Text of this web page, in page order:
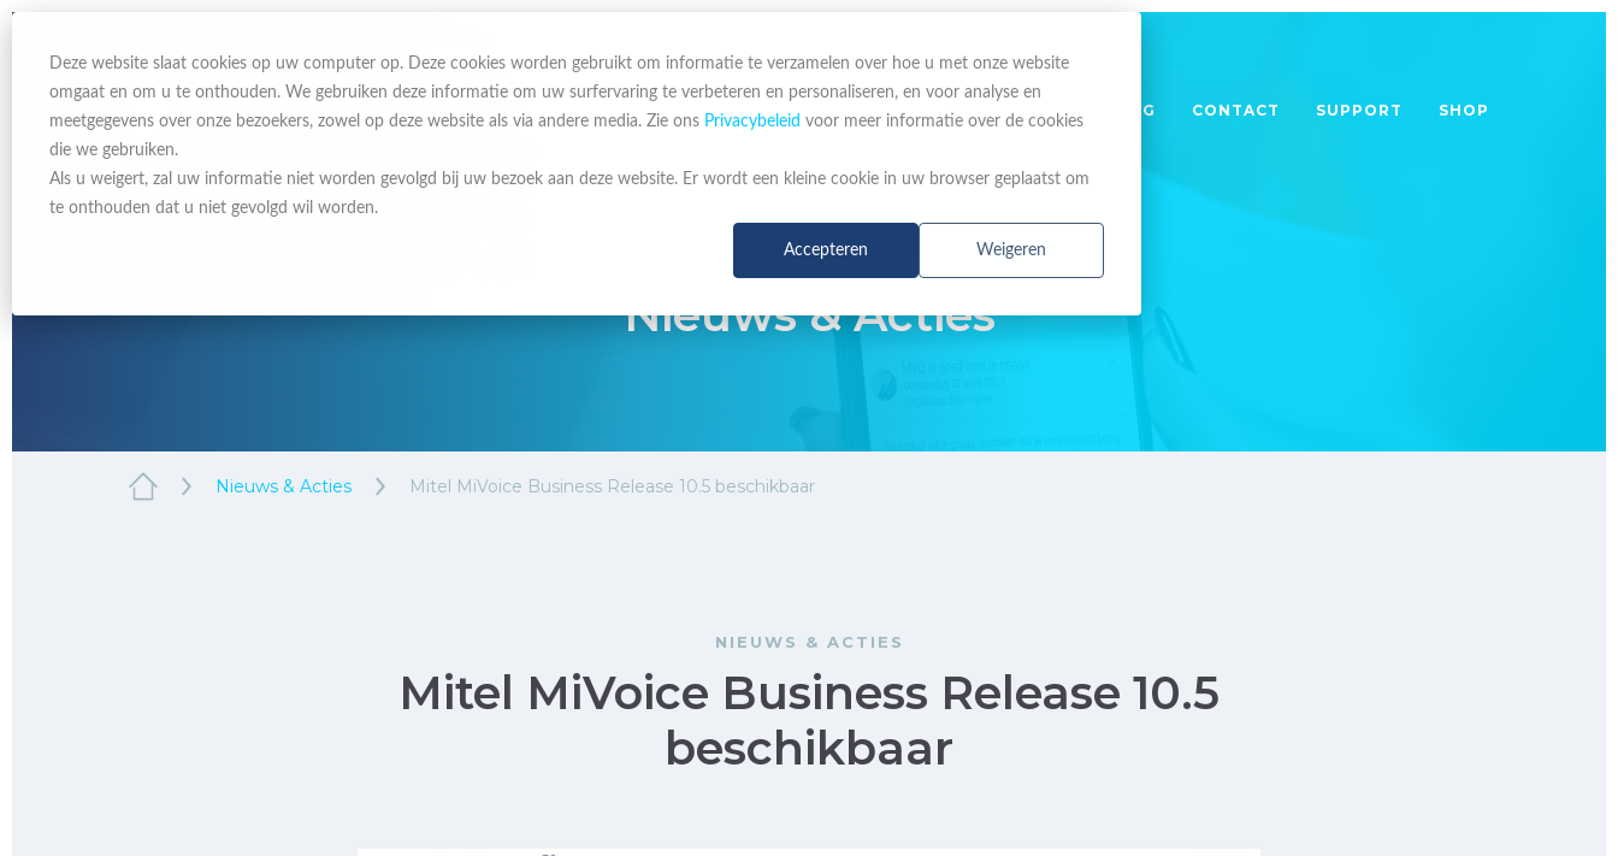
Deze website slaat cookies op uw computer op. Deze cookies worden gebruikt om informatie te verzamelen over hoe u met onze website
omgaat en om u te onthouden. We gebruiken deze informatie om uw surfervaring te verbeteren en personaliseren, en voor analyse en
meetgegevens over onze bezoekers, zowel op deze website als via andere media. Zie ons Privacybeleid voor meer informatie over de cookies
die we gebruiken.
Als u weigert, zal uw informatie niet worden gevolgd bij uw bezoek aan deze website. Er wordt een kleine cookie in uw browser geplaatst om
te onthouden dat u niet gevolgd wil worden.
Accepteren Weigeren
OVER ONS MERKEN NIEUWS & ACTIES TRAINING CONTACT SUPPORT SHOP
BLIJF OP DE HOOGTE
Nieuws & Acties
Nieuws & Acties Mitel MiVoice Business Release 10.5 beschikbaar
NIEUWS & ACTIES
Mitel MiVoice Business Release 10.5
beschikbaar